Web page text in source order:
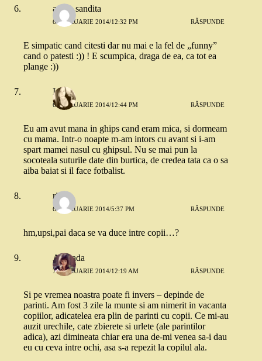
anton sandita
6 FEBRUARIE 2014/12:32 PM RĂSPUNDE
E simpatic cand citesti dar nu mai e la fel de „funny”
cand o patesti :)) ! E scumpica, draga de ea, ca tot ea
plange :))
Iulia
6 FEBRUARIE 2014/12:44 PM RĂSPUNDE
Eu am avut mana in ghips cand eram mica, si dormeam
cu mama. Intr-o noapte m-am intors cu avant si i-am
spart mamei nasul cu ghipsul. Nu se mai pun la
socoteala suturile date din burtica, de credea tata ca o sa
aiba baiat si il face fotbalist.
riri
6 FEBRUARIE 2014/5:37 PM RĂSPUNDE
hm,upsi,pai daca se va duce intre copii…?
Andrada
7 FEBRUARIE 2014/12:19 AM RĂSPUNDE
Si pe vremea noastra poate fi invers – depinde de
parinti. Am fost 3 zile la munte si am nimerit in vacanta
copiilor, adicatelea era plin de parinti cu copii. Ce mi-au
auzit urechile, cate zbierete si urlete (ale parintilor
adica), azi dimineata chiar era una de-mi venea sa-i dau
eu cu ceva intre ochi, asa s-a repezit la copilul ala.